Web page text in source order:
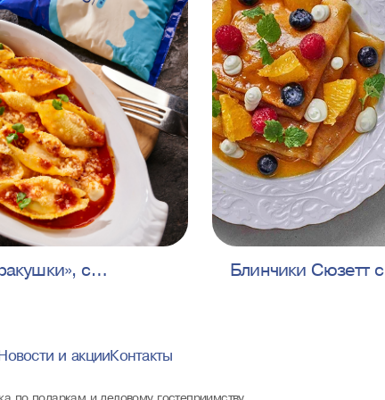
с
Блинчики Сюзетт с
и акцииКонтакты